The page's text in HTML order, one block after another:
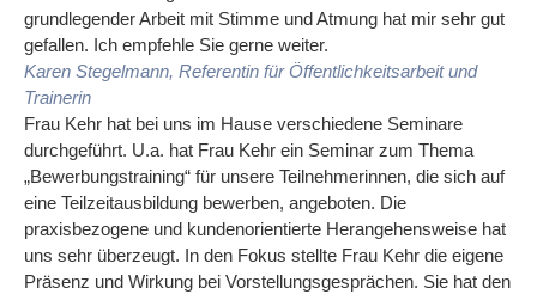
grundlegender Arbeit mit Stimme und Atmung hat mir sehr gut
gefallen. Ich empfehle Sie gerne weiter.
Karen Stegelmann, Referentin für Öffentlichkeitsarbeit und
Trainerin
Frau Kehr hat bei uns im Hause verschiedene Seminare
durchgeführt. U.a. hat Frau Kehr ein Seminar zum Thema
„Bewerbungstraining“ für unsere Teilnehmerinnen, die sich auf
eine Teilzeitausbildung bewerben, angeboten. Die
praxisbezogene und kundenorientierte Herangehensweise hat
uns sehr überzeugt. In den Fokus stellte Frau Kehr die eigene
Präsenz und Wirkung bei Vorstellungsgesprächen. Sie hat den